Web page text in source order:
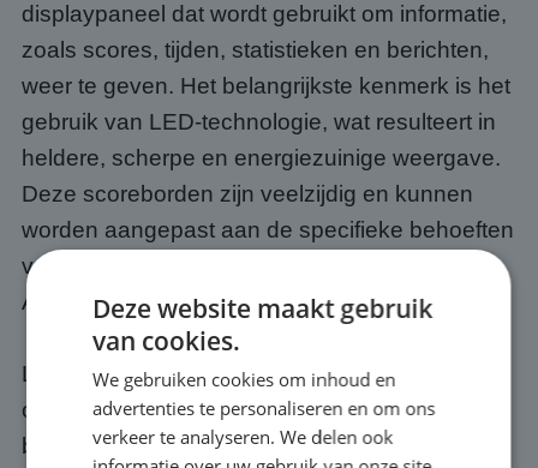
displaypaneel dat wordt gebruikt om informatie,
zoals scores, tijden, statistieken en berichten,
weer te geven. Het belangrijkste kenmerk is het
gebruik van LED-technologie, wat resulteert in
heldere, scherpe en energiezuinige weergave.
Deze scoreborden zijn veelzijdig en kunnen
worden aangepast aan de specifieke behoeften
van verschillende evenementen in en rond
Alkmaar.
LED-scoreborden zijn veelzijdige, moderne
oplossingen die de zichtbaarheid,
betrokkenheid en effectiviteit van
Deze website maakt gebruik
van cookies.
We gebruiken cookies om inhoud en
advertenties te personaliseren en om ons
verkeer te analyseren. We delen ook